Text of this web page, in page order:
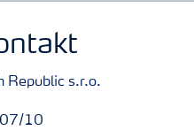
Republic s.r.o.
10